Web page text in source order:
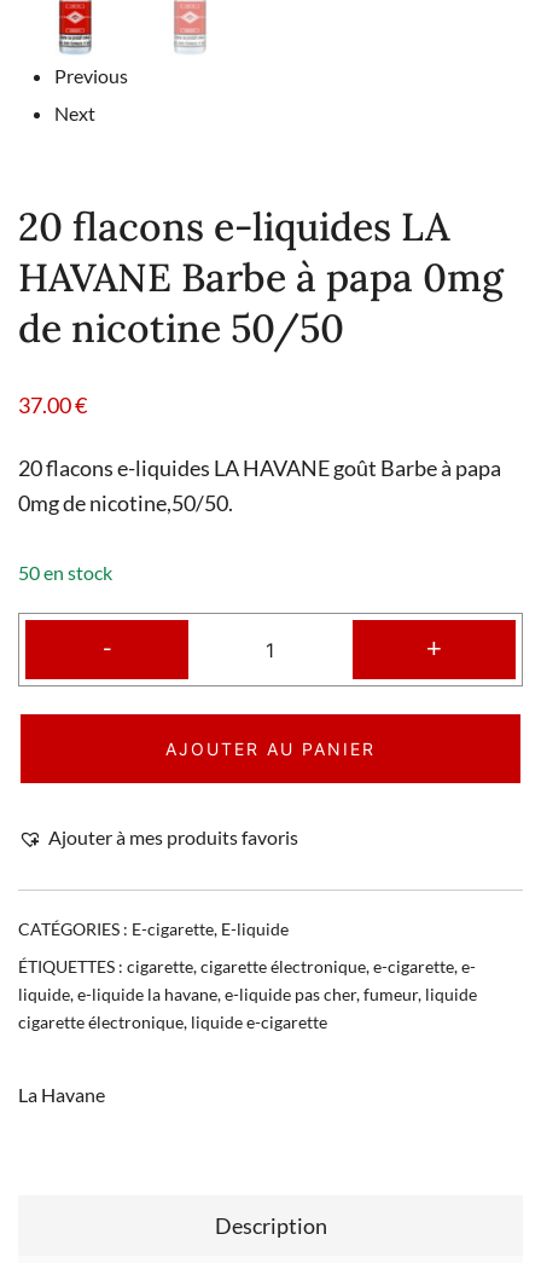
Previous
Next
20 flacons e-liquides LA
HAVANE Barbe à papa 0mg
de nicotine 50/50
37.00€
20 flacons e-liquides LA HAVANE goût Barbe à papa
0mg de nicotine,50/50.
50 en stock
- +
AJOUTER AU PANIER
Ajouter à mes produits favoris
CATÉGORIES : E-cigarette, E-liquide
ÉTIQUETTES : cigarette,cigarette électronique,e-cigarette,e-
liquide,e-liquide la havane,e-liquide pas cher,fumeur, liquide
cigarette électronique, liquide e-cigarette
La Havane
Description